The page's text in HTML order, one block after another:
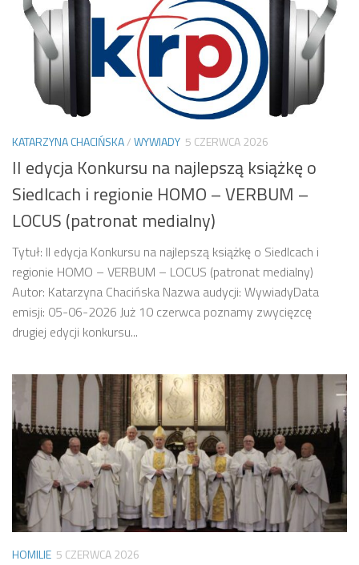
KATARZYNA CHACIŃSKA/WYWIADY 5 CZERWCA 2026
II edycja Konkursu na najlepszą książkę o
Siedlcach i regionie HOMO – VERBUM –
LOCUS (patronat medialny)
Tytuł: II edycja Konkursu na najlepszą książkę o Siedlcach i
regionie HOMO – VERBUM – LOCUS (patronat medialny)
Autor: Katarzyna Chacińska Nazwa audycji: WywiadyData
emisji: 05-06-2026 Już 10 czerwca poznamy zwycięzcę
drugiej edycji konkursu...
HOMILIE 5 CZERWCA 2026